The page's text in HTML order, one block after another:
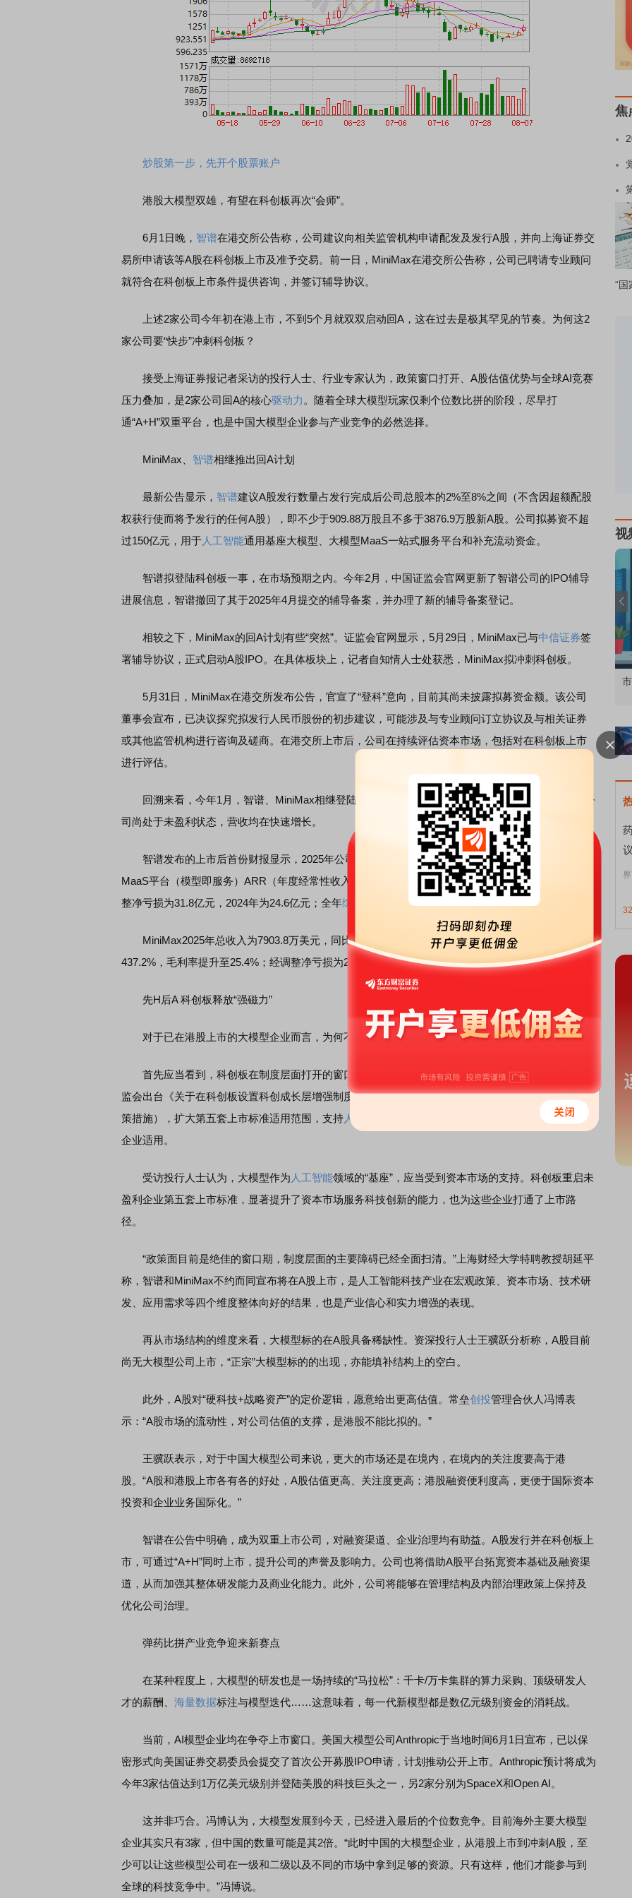
炒股第一步，先开个股票账户
港股大模型双雄，有望在科创板再次“会师”。
6月1日晚， 智谱在港交所公告称，公司建议向相关监管机构申请配发及发行A股，并向上海证券交
易所申请该等A股在科创板上市及准予交易。前一日，MiniMax在港交所公告称，公司已聘请专业顾问
就符合在科创板上市条件提供咨询，并签订辅导协议。
上述2家公司今年初在港上市，不到5个月就双双启动回A，这在过去是极其罕见的节奏。为何这2
家公司要“快步”冲刺科创板？
接受上海证券报记者采访的投行人士、行业专家认为，政策窗口打开、A股估值优势与全球AI竞赛
压力叠加，是2家公司回A的核心驱动力 。随着全球大模型玩家仅剩个位数比拼的阶段，尽早打
通“A+H”双重平台，也是中国大模型企业参与产业竞争的必然选择。
MiniMax、 智谱相继推出回A计划
最新公告显示， 智谱建议A股发行数量占发行完成后公司总股本的2%至8%之间（不含因超额配股
权获行使而将予发行的任何A股），即不少于909.88万股且不多于3876.9万股新A股。公司拟募资不超
过150亿元，用于人工智能通用基座大模型、大模型MaaS一站式服务平台和补充流动资金。
智谱拟登陆科创板一事，在市场预期之内。今年2月，中国证监会官网更新了智谱公司的IPO辅导
进展信息，智谱撤回了其于2025年4月提交的辅导备案，并办理了新的辅导备案登记。
相较之下，MiniMax的回A计划有些“突然”。证监会官网显示，5月29日，MiniMax已与中信证券签
署辅导协议，正式启动A股IPO。在具体板块上，记者自知情人士处获悉，MiniMax拟冲刺科创板。
5月31日，MiniMax在港交所发布公告，官宣了“登科”意向，目前其尚未披露拟募资金额。该公司
董事会宣布，已决议探究拟发行人民币股份的初步建议，可能涉及与专业顾问订立协议及与相关证券
或其他监管机构进行咨询及磋商。在港交所上市后，公司在持续评估资本市场，包括对在科创板上市
进行评估。
回溯来看，今年1月，智谱、MiniMax相继登陆港交所，且上市后获得市场力捧。财务方面，2家公
司尚处于未盈利状态，营收均在快速增长。
智谱发布的上市后首份财报显示，2025年公司实现总收入7.24亿元，同比增长131.9%；核心的
MaaS平台（模型即服务）ARR（年度经常性收入）约为17亿元，在12个月内提升60倍。2025年经调
整净亏损为31.8亿元，2024年为24.6亿元；全年综合 毛利率41%，远超行业水平。
MiniMax2025年总收入为7903.8万美元，同比增长158.9%；毛利为2007.9万美元，同比增长
437.2%，毛利率提升至25.4%；经调整净亏损为2.5亿美元，上年同期经调整净亏损为2.4亿美元。
先H后A 科创板释放“强磁力”
对于已在港股上市的大模型企业而言，为何不约而同“再战”科创板？
首先应当看到，科创板在制度层面打开的窗口，为此类企业提供了“入场券”。2025年6月，中国证
监会出台《关于在科创板设置科创成长层增强制度包容性适应性的意见》（即科创板深化改革“1+6”政
策措施），扩大第五套上市标准适用范围，支持人工智能
等更多前沿科技领域
企业适用。
受访投行人士认为，大模型作为 人工智能领域的“基座”，应当受到资本市场的支持。科创板重启未
盈利企业第五套上市标准，显著提升了资本市场服务科技创新的能力，也为这些企业打通了上市路
径。
“政策面目前是绝佳的窗口期，制度层面的主要障碍已经全面扫清。”上海财经大学特聘教授胡延平
称，智谱和MiniMax不约而同宣布将在A股上市，是人工智能科技产业在宏观政策、资本市场、技术研
发、应用需求等四个维度整体向好的结果，也是产业信心和实力增强的表现。
再从市场结构的维度来看，大模型标的在A股具备稀缺性。资深投行人士王骥跃分析称，A股目前
尚无大模型公司上市，“正宗”大模型标的的出现，亦能填补结构上的空白。
此外，A股对“硬科技+战略资产”的定价逻辑，愿意给出更高估值。常垒创投管理合伙人冯博表
示：“A股市场的流动性，对公司估值的支撑，是港股不能比拟的。”
王骥跃表示，对于中国大模型公司来说，更大的市场还是在境内，在境内的关注度要高于港
股。“A股和港股上市各有各的好处，A股估值更高、关注度更高；港股融资便利度高，更便于国际资本
投资和企业业务国际化。”
智谱在公告中明确，成为双重上市公司，对融资渠道、企业治理均有助益。A股发行并在科创板上
市，可通过“A+H”同时上市，提升公司的声誉及影响力。公司也将借助A股平台拓宽资本基础及融资渠
道，从而加强其整体研发能力及商业化能力。此外，公司将能够在管理结构及内部治理政策上保持及
优化公司治理。
弹药比拼产业竞争迎来新赛点
在某种程度上，大模型的研发也是一场持续的“马拉松”：千卡/万卡集群的算力采购、顶级研发人
才的薪酬、 海量数据标注与模型迭代……这意味着，每一代新模型都是数亿元级别资金的消耗战。
当前，AI模型企业均在争夺上市窗口。美国大模型公司Anthropic于当地时间6月1日宣布，已以保
密形式向美国证券交易委员会提交了首次公开募股IPO申请，计划推动公开上市。Anthropic预计将成为
今年3家估值达到1万亿美元级别并登陆美股的科技巨头之一，另2家分别为SpaceX和Open AI。
这并非巧合。冯博认为，大模型发展到今天，已经进入最后的个位数竞争。目前海外主要大模型
企业其实只有3家，但中国的数量可能是其2倍。“此时中国的大模型企业，从港股上市到冲刺A股，至
少可以让这些模型公司在一级和二级以及不同的市场中拿到足够的资源。只有这样，他们才能参与到
全球的科技竞争中。”冯博说。
焦
“国
视